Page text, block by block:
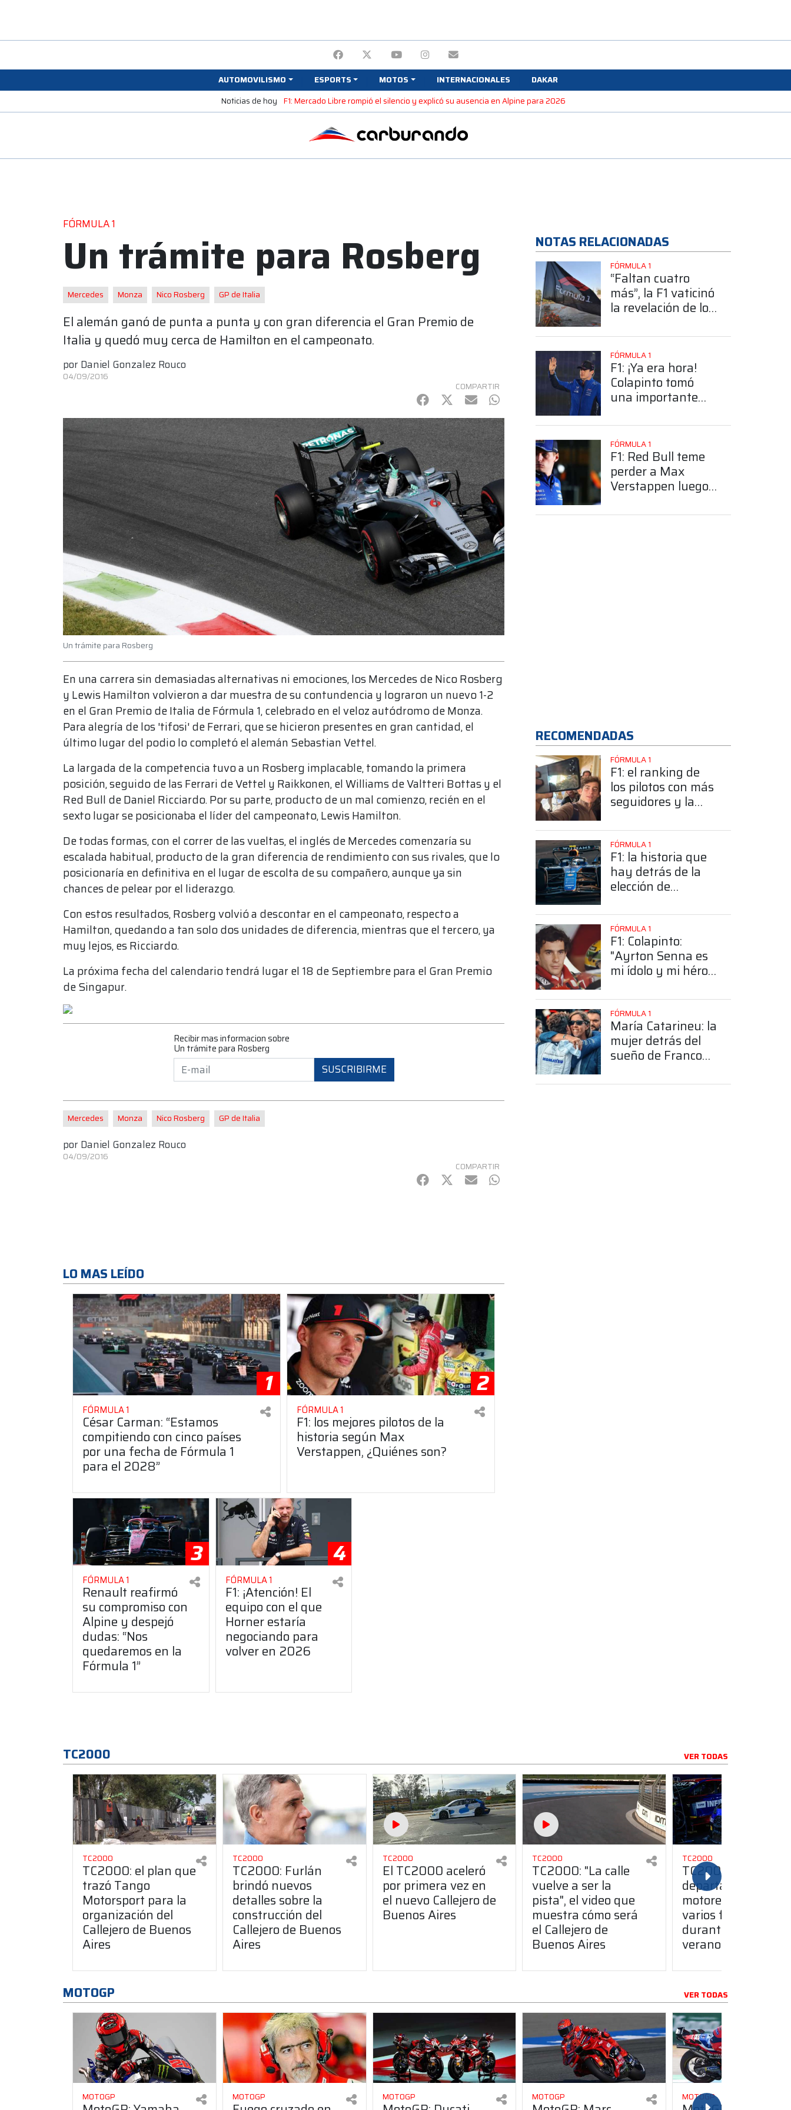
AUTOMOVILISMO ESPORTS MOTOS INTERNACIONALES
DAKAR
Noticias de hoy F1: Mercado Libre rompió el silencio y explicó su ausencia en Alpine para 2026
FÓRMULA 1
Un trámite para Rosberg
Mercedes Monza Nico Rosberg GP de Italia
El alemán ganó de punta a punta y con gran diferencia el Gran Premio de
Italia y quedó muy cerca de Hamilton en el campeonato.
por Daniel Gonzalez Rouco
04/09/2016
COMPARTIR
Facebook
Twitter
mail WhatsApp
Un trámite para Rosberg
En una carrera sin demasiadas alternativas ni emociones, los Mercedes de Nico Rosberg
y Lewis Hamilton volvieron a dar muestra de su contundencia y lograron un nuevo 1-2
en el Gran Premio de Italia de Fórmula 1, celebrado en el veloz autódromo de Monza.
Para alegría de los 'tifosi' de Ferrari, que se hicieron presentes en gran cantidad, el
último lugar del podio lo completó el alemán Sebastian Vettel.
La largada de la competencia tuvo a un Rosberg implacable, tomando la primera
posición, seguido de las Ferrari de Vettel y Raikkonen, el Williams de Valtteri Bottas y el
Red Bull de Daniel Ricciardo. Por su parte, producto de un mal comienzo, recién en el
sexto lugar se posicionaba el líder del campeonato, Lewis Hamilton.
De todas formas, con el correr de las vueltas, el inglés de Mercedes comenzaría su
escalada habitual, producto de la gran diferencia de rendimiento con sus rivales, que lo
posicionaría en definitiva en el lugar de escolta de su compañero, aunque ya sin
chances de pelear por el liderazgo.
Con estos resultados, Rosberg volvió a descontar en el campeonato, respecto a
Hamilton, quedando a tan solo dos unidades de diferencia, mientras que el tercero, ya
muy lejos, es Ricciardo.
La próxima fecha del calendario tendrá lugar el 18 de Septiembre para el Gran Premio
de Singapur.
Recibir mas informacion sobre
Un trámite para Rosberg
SUSCRIBIRME
Mercedes Monza Nico Rosberg GP de Italia
por Daniel Gonzalez Rouco
04/09/2016
COMPARTIR
Facebook
Twitter
mail WhatsApp
LO MAS LEÍDO
1
FÓRMULA 1
César Carman: “Estamos
compitiendo con cinco países
por una fecha de Fórmula 1
para el 2028”
2
FÓRMULA 1
F1: los mejores pilotos de la
historia según Max
Verstappen, ¿Quiénes son?
3
FÓRMULA 1
Renault reafirmó
su compromiso con
Alpine y despejó
dudas: “Nos
quedaremos en la
Fórmula 1”
4
FÓRMULA 1
F1: ¡Atención! El
equipo con el que
Horner estaría
negociando para
volver en 2026
NOTAS RELACIONADAS
FÓRMULA 1
“Faltan cuatro
más”, la F1 vaticinó
la revelación de los
Williams, Cadillac,
McLaren y Aston
Martin
FÓRMULA 1
F1: ¡Ya era hora!
Colapinto tomó
una importante
fanáticos
esperaron durante
años
FÓRMULA 1
F1: Red Bull teme
perder a Max
Verstappen luego
RECOMENDADAS
FÓRMULA 1
F1: el ranking de
los pilotos con más
seguidores y la
posición de
Colapinto
FÓRMULA 1
F1: la historia que
hay detrás de la
elección de
número 43
FÓRMULA 1
F1: Colapinto:
"Ayrton Senna es
mi ídolo y mi héroe
FÓRMULA 1
María Catarineu: la
mujer detrás del
sueño de Franco
Fórmula 1
TC2000 VER TODAS
TC2000
TC2000: el plan que
trazó Tango
Motorsport para la
organización del
Callejero de Buenos
Aires
TC2000
TC2000: Furlán
brindó nuevos
detalles sobre la
construcción del
Callejero de Buenos
Aires
TC2000
El TC2000 aceleró
por primera vez en
el nuevo Callejero de
Buenos Aires
TC2000
TC2000: "La calle
vuelve a ser la
pista", el video que
muestra cómo será
el Callejero de
Buenos Aires
TC2000
TC2000: el
departamento de
motores trabaja en
varios frentes
durante el receso
verano
MOTOGP VER TODAS
MOTOGP MOTOGP MOTOGP MOTOGP MOTOGP